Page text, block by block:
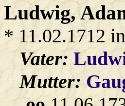
Ludwig,
* 11.02.1712
Vater:
Mutter: